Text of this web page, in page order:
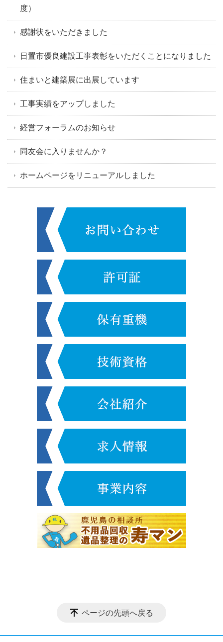
度）
感謝状をいただきました
日置市優良建設工事表彰をいただくことになりました
住まいと建築展に出展しています
工事実績をアップしました
経営フォーラムのお知らせ
同友会に入りませんか？
ホームページをリニューアルしました
ページの先頭へ戻る